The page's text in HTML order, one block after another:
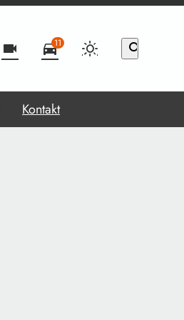
videocam directions_car11 search
Kontakt